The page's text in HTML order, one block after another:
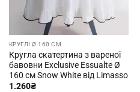
КРУГЛІ Ø 160 СМ
Кругла скатертина з вареної
бавовни Exclusive Essualte Ø
160 см Snow White від Limasso
1.260₴